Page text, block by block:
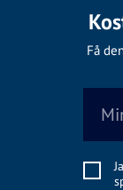
Få